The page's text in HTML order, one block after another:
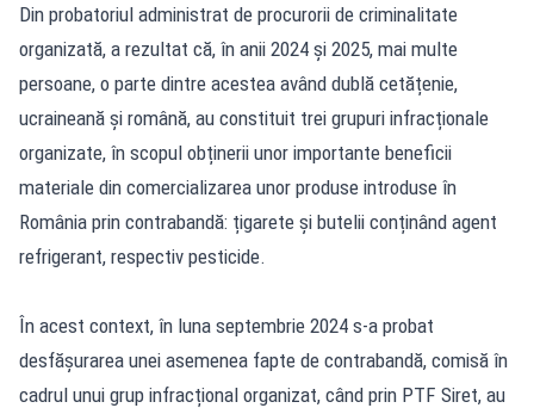
Din probatoriul administrat de procurorii de criminalitate
organizată, a rezultat că, în anii 2024 și 2025, mai multe
persoane, o parte dintre acestea având dublă cetățenie,
ucraineană și română, au constituit trei grupuri infracționale
organizate, în scopul obținerii unor importante beneficii
materiale din comercializarea unor produse introduse în
România prin contrabandă: țigarete și butelii conținând agent
refrigerant, respectiv pesticide.
În acest context, în luna septembrie 2024 s-a probat
desfășurarea unei asemenea fapte de contrabandă, comisă în
cadrul unui grup infracțional organizat, când prin PTF Siret, au